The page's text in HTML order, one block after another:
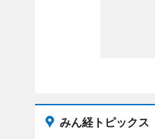
みん経トピックス